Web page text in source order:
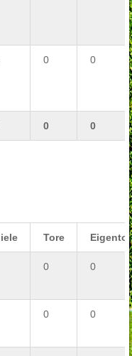
0 0
0 0
Tore
0 0
0 0